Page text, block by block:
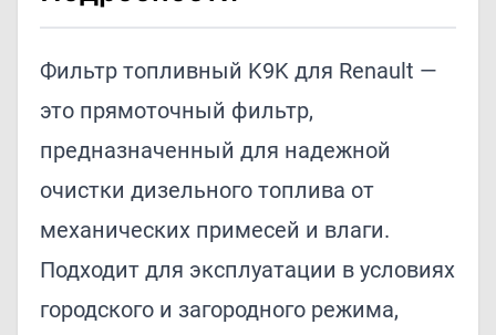
Фильтр топливный K9K для Renault —
это прямоточный фильтр,
предназначенный для надежной
очистки дизельного топлива от
механических примесей и влаги.
Подходит для эксплуатации в условиях
городского и загородного режима,